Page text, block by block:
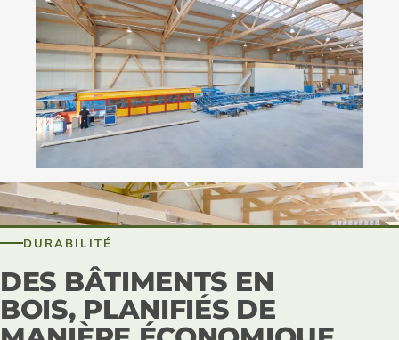
DURABILITÉ
DES BÂTIMENTS EN
BOIS, PLANIFIÉS DE